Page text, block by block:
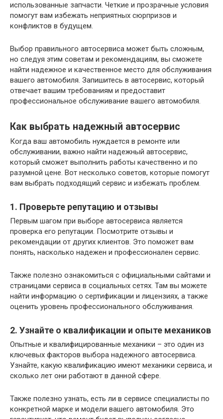
использованные запчасти. Четкие и прозрачные условия
помогут вам избежать неприятных сюрпризов и
конфликтов в будущем.
Выбор правильного автосервиса может быть сложным,
но следуя этим советам и рекомендациям, вы сможете
найти надежное и качественное место для обслуживания
вашего автомобиля. Запишитесь в автосервис, который
отвечает вашим требованиям и предоставит
профессиональное обслуживание вашего автомобиля.
Как выбрать надежный автосервис
Когда ваш автомобиль нуждается в ремонте или
обслуживании, важно найти надежный автосервис,
который сможет выполнить работы качественно и по
разумной цене. Вот несколько советов, которые помогут
вам выбрать подходящий сервис и избежать проблем.
1. Проверьте репутацию и отзывы
Первым шагом при выборе автосервиса является
проверка его репутации. Посмотрите отзывы и
рекомендации от других клиентов. Это поможет вам
понять, насколько надежен и профессионален сервис.
Также полезно ознакомиться с официальными сайтами и
страницами сервиса в социальных сетях. Там вы можете
найти информацию о сертификации и лицензиях, а также
оценить уровень профессионального обслуживания.
2. Узнайте о квалификации и опыте механиков
Опытные и квалифицированные механики – это один из
ключевых факторов выбора надежного автосервиса.
Узнайте, какую квалификацию имеют механики сервиса, и
сколько лет они работают в данной сфере.
Также полезно узнать, есть ли в сервисе специалисты по
конкретной марке и модели вашего автомобиля. Это